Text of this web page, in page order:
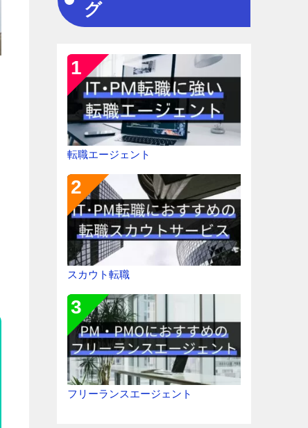
グ
転職エージェント
スカウト転職
フリーランスエージェント